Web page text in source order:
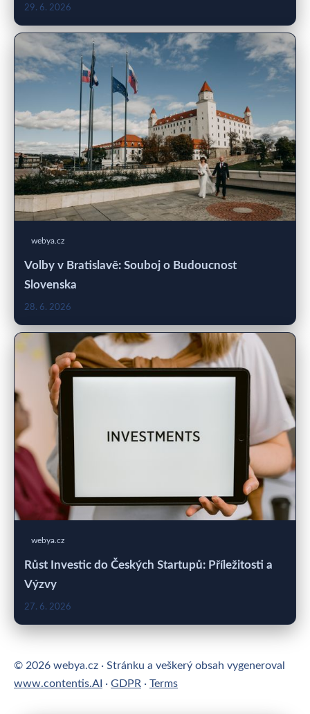
29. 6. 2026
webya.cz
Volby v Bratislavě: Souboj o Budoucnost
Slovenska
28. 6. 2026
webya.cz
Růst Investic do Českých Startupů: Příležitosti a
Výzvy
27. 6. 2026
© 2026 webya.cz · Stránku a veškerý obsah vygeneroval
www.contentis.AI · GDPR · Terms